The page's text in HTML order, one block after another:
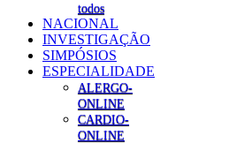
todos
NACIONAL
INVESTIGAÇÃO
SIMPÓSIOS
ESPECIALIDADE
ALERGO-
ONLINE
CARDIO-
ONLINE